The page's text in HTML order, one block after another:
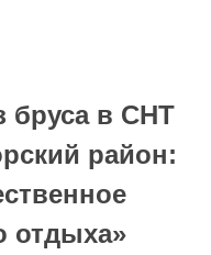
бруса в СНТ
район:
отдыха»